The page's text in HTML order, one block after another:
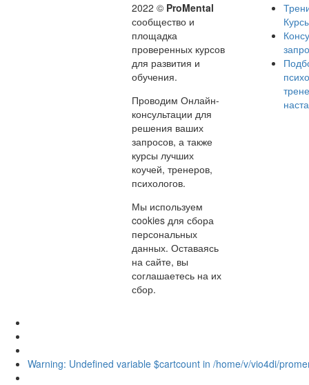
2022 © ProMental
сообщество и
площадка
проверенных курсов
для развития и
обучения.
Проводим Онлайн-
консультации для
решения ваших
запросов, а также
курсы лучших
коучей, тренеров,
психологов.
Мы используем
cookies для сбора
персональных
данных. Оставаясь
на сайте, вы
соглашаетесь на их
сбор.
Warning: Undefined variable $cartcount in /home/v/vio4di/